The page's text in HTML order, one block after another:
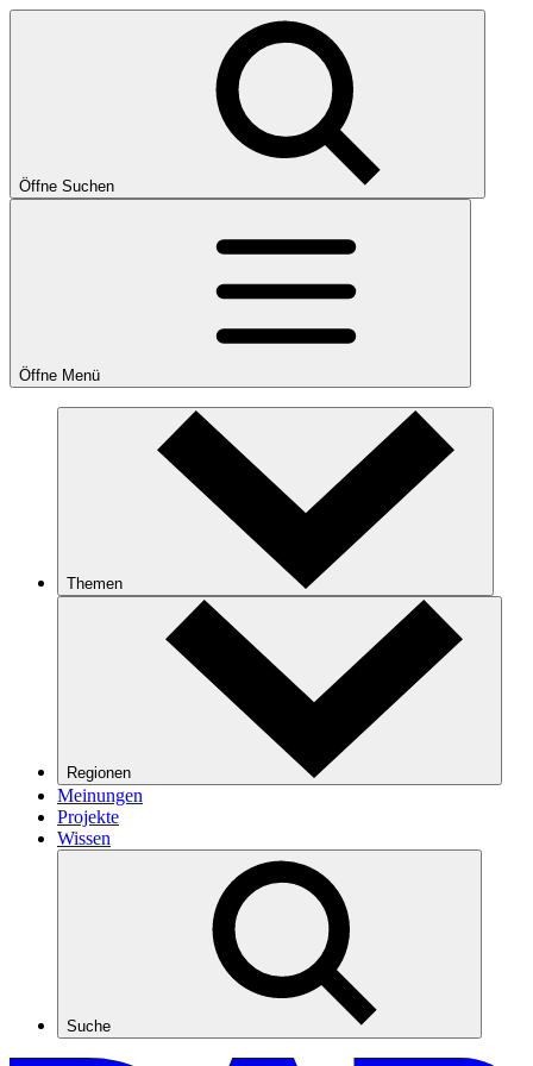
Öffne Suchen
Öffne Menü
Themen
Regionen
Meinungen
Projekte
Wissen
Suche